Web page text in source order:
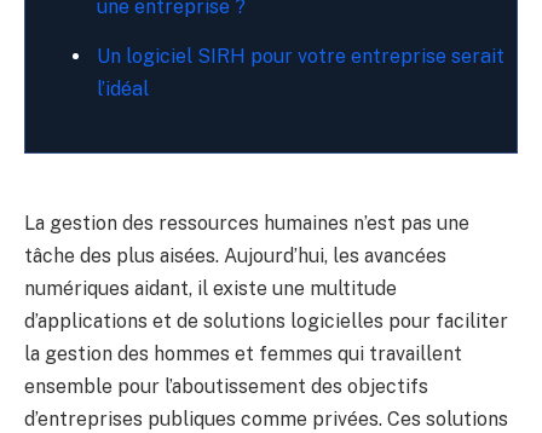
une entreprise ?
Un logiciel SIRH pour votre entreprise serait
l’idéal
La gestion des ressources humaines n’est pas une
tâche des plus aisées. Aujourd’hui, les avancées
numériques aidant, il existe une multitude
d’applications et de solutions logicielles pour faciliter
la gestion des hommes et femmes qui travaillent
ensemble pour l’aboutissement des objectifs
d’entreprises publiques comme privées. Ces solutions